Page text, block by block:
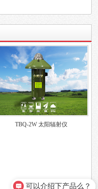
TBQ-2W 太阳辐射仪
可以介绍下产品么？